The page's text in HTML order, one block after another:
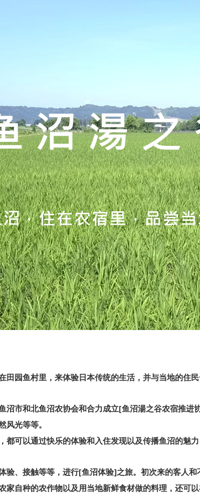
田园鱼村里，来体验日本传统的生活，并与当地的住
沼市和北鱼沼农协会和合力成立[鱼沼湯之谷农宿推
风光等等。
都可以通过快乐的体验和入住发现以及传播鱼沼的魅力
验、接触等等，进行[鱼沼体验]之旅。初次来的客人
家自种的农作物以及用当地新鲜食材做的料理，还可